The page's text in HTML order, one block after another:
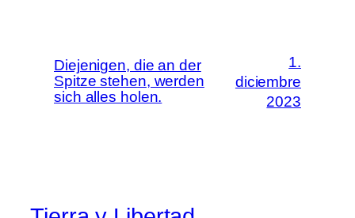
Diejenigen, die an der
Spitze stehen, werden
sich alles holen.
1.
diciembre
2023